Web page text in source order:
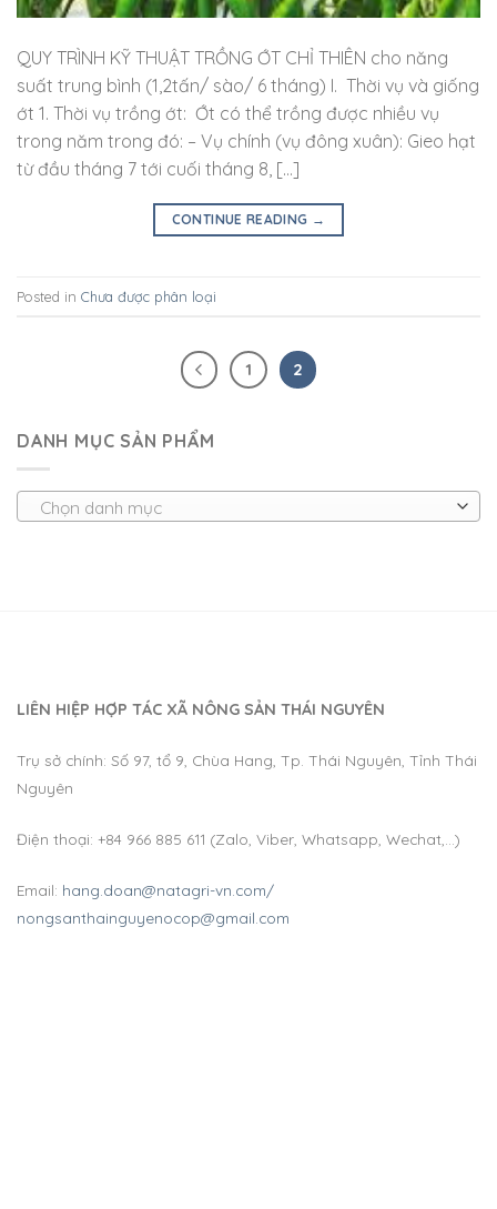
QUY TRÌNH KỸ THUẬT TRỒNG ỚT CHỈ THIÊN cho năng
suất trung bình (1,2tấn/ sào/ 6 tháng) I. Thời vụ và giống
ớt 1. Thời vụ trồng ớt: Ớt có thể trồng được nhiều vụ
trong năm trong đó: – Vụ chính (vụ đông xuân): Gieo hạt
từ đầu tháng 7 tới cuối tháng 8, […]
CONTINUE READING →
Posted in Chưa được phân loại
1 2
DANH MỤC SẢN PHẨM
Chọn danh mục
LIÊN HIỆP HỢP TÁC XÃ NÔNG SẢN THÁI NGUYÊN
Trụ sở chính: Số 97, tổ 9, Chùa Hang, Tp. Thái Nguyên, Tỉnh Thái
Nguyên
Điện thoại: +84 966 885 611 (Zalo, Viber, Whatsapp, Wechat,…)
Email: hang.doan@natagri-vn.com/
nongsanthainguyenocop@gmail.com